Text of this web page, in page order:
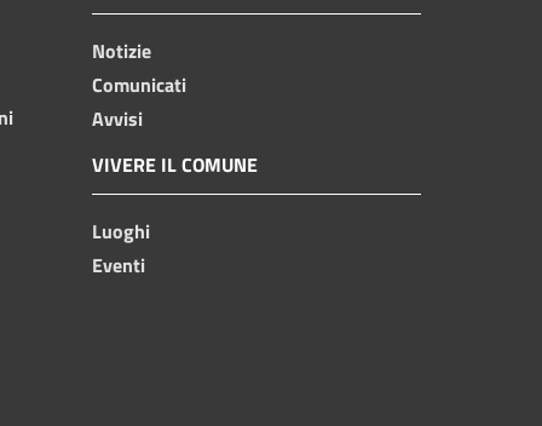
Notizie
Comunicati
Avvisi
VIVERE IL COMUNE
Luoghi
Eventi